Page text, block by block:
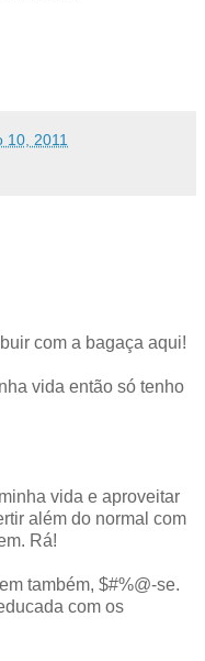
10, 2011
com a bagaça aqui!
vida então só tenho
vida e aproveitar
além do normal com
Rá!
também, $#%@-se.
com os